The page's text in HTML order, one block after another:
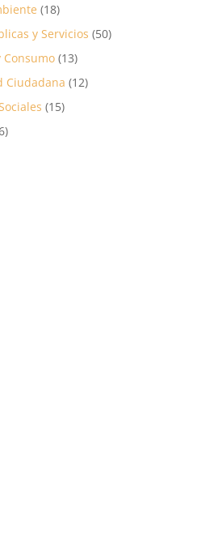
(18)
y Servicios (50)
Consumo(13)
Ciudadana (12)
(15)